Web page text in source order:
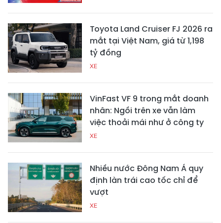
Toyota Land Cruiser FJ 2026 ra
mắt tại Việt Nam, giá từ 1,198
tỷ đồng
XE
VinFast VF 9 trong mắt doanh
nhân: Ngồi trên xe vẫn làm
việc thoải mái như ở công ty
XE
Nhiều nước Đông Nam Á quy
định làn trái cao tốc chỉ để
vượt
XE